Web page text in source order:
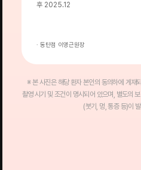
후 2025.12
· 동탄점 이영근원장
※ 본 사진은 해당 환자 본인의 동의하에 게재
촬영 시기 및 조건이 명시되어 있으며, 별도의
(붓기, 멍, 통증 등)이